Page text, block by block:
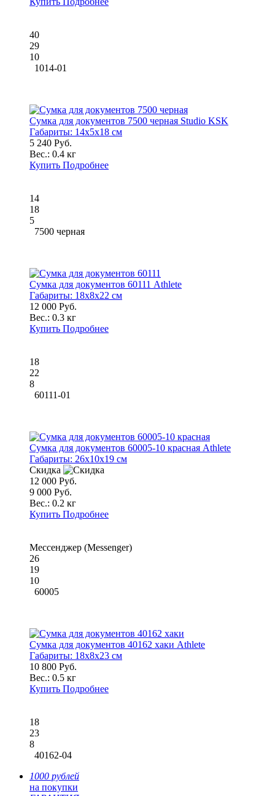
40
29
10
1014-01
Сумка для документов 7500 черная Studio KSK
Габариты: 14x5x18 см
5 240 Руб.
Вес.: 0.4 кг
Купить Подробнее
14
18
5
7500 черная
Сумка для документов 60111 Athlete
Габариты: 18x8x22 см
12 000 Руб.
Вес.: 0.3 кг
Купить Подробнее
18
22
8
60111-01
Сумка для документов 60005-10 красная Athlete
Габариты: 26x10x19 см
Скидка
12 000 Руб.
9 000 Руб.
Вес.: 0.2 кг
Купить Подробнее
Мессенджер (Messenger)
26
19
10
60005
Сумка для документов 40162 хаки Athlete
Габариты: 18x8x23 см
10 800 Руб.
Вес.: 0.5 кг
Купить Подробнее
18
23
8
40162-04
1000 рублей
на покупки